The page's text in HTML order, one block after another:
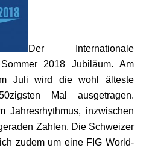
Der Internationale
2018 Jubiläum. Am
Juli wird die wohl älteste
Mal ausgetragen.
Jahresrhythmus, inzwischen
Zahlen. Die Schweizer
zudem um eine FIG World-